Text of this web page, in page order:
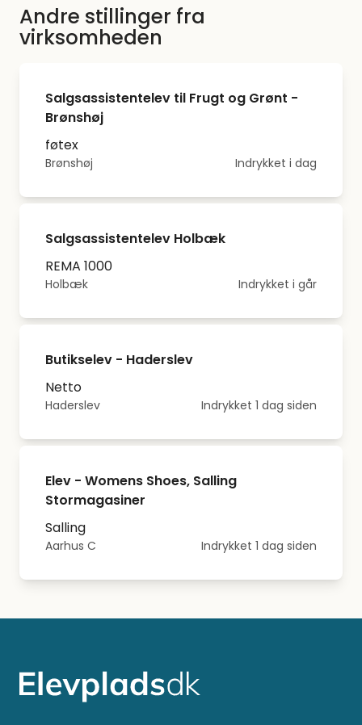
Andre stillinger fra
virksomheden
Salgsassistentelev til Frugt og Grønt -
Brønshøj
føtex
Brønshøj Indrykket i dag
Salgsassistentelev Holbæk
REMA 1000
Holbæk Indrykket i går
Butikselev - Haderslev
Netto
Haderslev Indrykket 1 dag siden
Elev - Womens Shoes, Salling
Stormagasiner
Salling
Aarhus C Indrykket 1 dag siden